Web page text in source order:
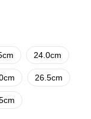
24.0cm
26.5cm